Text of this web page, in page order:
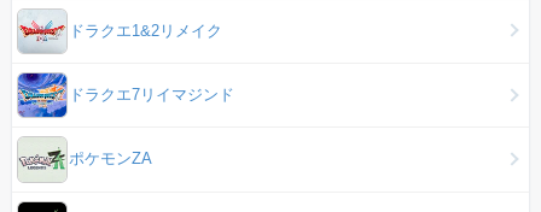
ドラクエ1&2リメイク
ドラクエ7リイマジンド
ポケモンZA